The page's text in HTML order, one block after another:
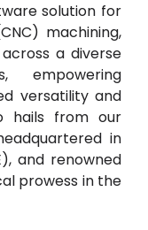
solution for
machining,
a diverse
empowering
versatility and
hails from our
in
and renowned
prowess in the